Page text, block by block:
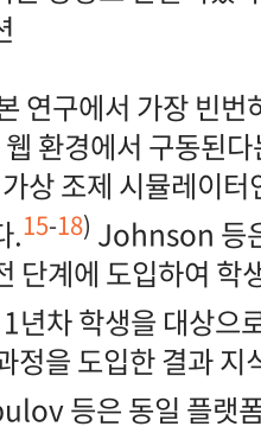
연구에서 가장 빈
환경에서 구동된
상 조제 시뮬레이
.15-18) Johnson 등
단계에 도입하여 학
년차 학생을 대상
을 도입한 결과 지
등은 동일 플랫